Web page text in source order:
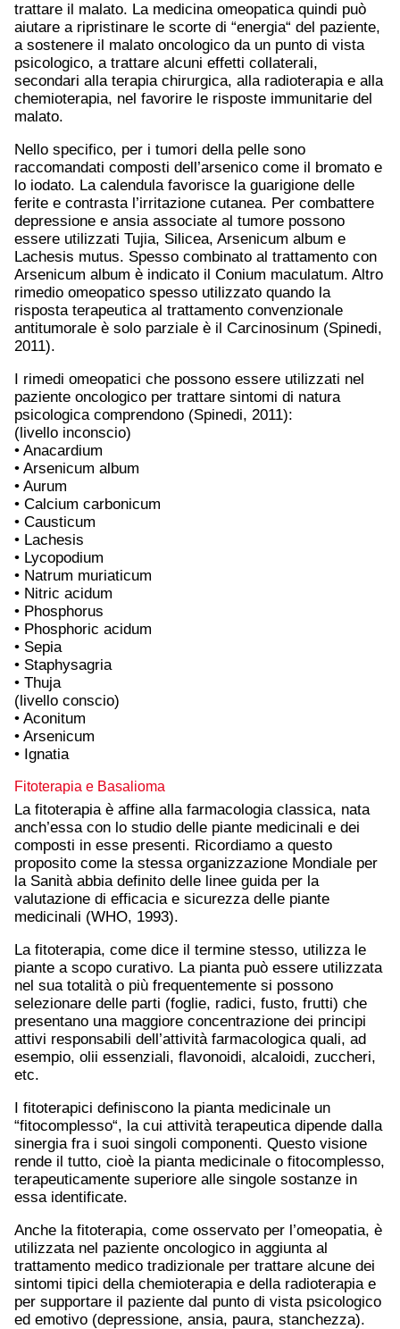
trattare il malato. La medicina omeopatica quindi può
aiutare a ripristinare le scorte di “energia“ del paziente,
a sostenere il malato oncologico da un punto di vista
psicologico, a trattare alcuni effetti collaterali,
secondari alla terapia chirurgica, alla radioterapia e alla
chemioterapia, nel favorire le risposte immunitarie del
malato.
Nello specifico, per i tumori della pelle sono
raccomandati composti dell’arsenico come il bromato e
lo iodato. La calendula favorisce la guarigione delle
ferite e contrasta l’irritazione cutanea. Per combattere
depressione e ansia associate al tumore possono
essere utilizzati Tujia, Silicea, Arsenicum album e
Lachesis mutus. Spesso combinato al trattamento con
Arsenicum album è indicato il Conium maculatum. Altro
rimedio omeopatico spesso utilizzato quando la
risposta terapeutica al trattamento convenzionale
antitumorale è solo parziale è il Carcinosinum (Spinedi,
2011).
I rimedi omeopatici che possono essere utilizzati nel
paziente oncologico per trattare sintomi di natura
psicologica comprendono (Spinedi, 2011):
(livello inconscio)
• Anacardium
• Arsenicum album
• Aurum
• Calcium carbonicum
• Causticum
• Lachesis
• Lycopodium
• Natrum muriaticum
• Nitric acidum
• Phosphorus
• Phosphoric acidum
• Sepia
• Staphysagria
• Thuja
(livello conscio)
• Aconitum
• Arsenicum
• Ignatia
Fitoterapia e Basalioma
La fitoterapia è affine alla farmacologia classica, nata
anch’essa con lo studio delle piante medicinali e dei
composti in esse presenti. Ricordiamo a questo
proposito come la stessa organizzazione Mondiale per
la Sanità abbia definito delle linee guida per la
valutazione di efficacia e sicurezza delle piante
medicinali (WHO, 1993).
La fitoterapia, come dice il termine stesso, utilizza le
piante a scopo curativo. La pianta può essere utilizzata
nel sua totalità o più frequentemente si possono
selezionare delle parti (foglie, radici, fusto, frutti) che
presentano una maggiore concentrazione dei principi
attivi responsabili dell’attività farmacologica quali, ad
esempio, olii essenziali, flavonoidi, alcaloidi, zuccheri,
etc.
I fitoterapici definiscono la pianta medicinale un
“fitocomplesso“, la cui attività terapeutica dipende dalla
sinergia fra i suoi singoli componenti. Questo visione
rende il tutto, cioè la pianta medicinale o fitocomplesso,
terapeuticamente superiore alle singole sostanze in
essa identificate.
Anche la fitoterapia, come osservato per l’omeopatia, è
utilizzata nel paziente oncologico in aggiunta al
trattamento medico tradizionale per trattare alcune dei
sintomi tipici della chemioterapia e della radioterapia e
per supportare il paziente dal punto di vista psicologico
ed emotivo (depressione, ansia, paura, stanchezza).